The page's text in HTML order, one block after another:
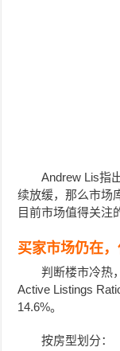
Andrew Lis指
续放缓，那么市场
目前市场值得关注
买家市场仍在
判断楼市冷热
Active Listings
14.6%。
按房型划分：